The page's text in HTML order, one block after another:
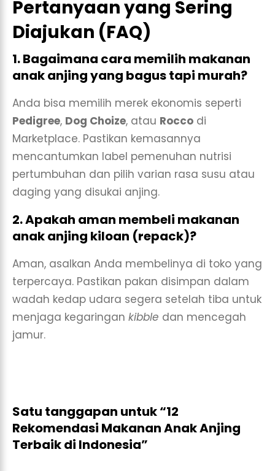
Pertanyaan yang Sering
Diajukan (FAQ)
1. Bagaimana cara memilih makanan
anak anjing yang bagus tapi murah?
Anda bisa memilih merek ekonomis seperti
Pedigree, Dog Choize, atau Rocco di
Marketplace. Pastikan kemasannya
mencantumkan label pemenuhan nutrisi
pertumbuhan dan pilih varian rasa susu atau
daging yang disukai anjing.
2. Apakah aman membeli makanan
anak anjing kiloan (repack)?
Aman, asalkan Anda membelinya di toko yang
terpercaya. Pastikan pakan disimpan dalam
wadah kedap udara segera setelah tiba untuk
menjaga kegaringan kibble dan mencegah
jamur.
Satu tanggapan untuk “12
Rekomendasi Makanan Anak Anjing
Terbaik di Indonesia”